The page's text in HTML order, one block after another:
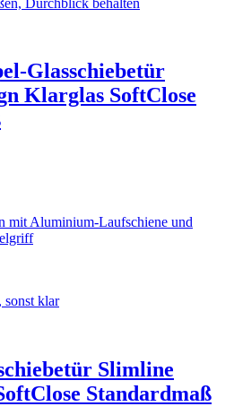
Glasschiebetür
Klarglas SoftClose
sonst klar
Slimline
Standardmaß